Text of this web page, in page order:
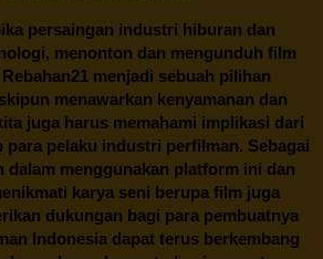
persaingan industri hiburan dan
menonton dan mengunduh film
Rebahan21 menjadi sebuah pilihan
menawarkan kenyamanan dan
juga harus memahami implikasi dari
para pelaku industri perfilman. Sebagai
dalam menggunakan platform ini dan
karya seni berupa film juga
dukungan bagi para pembuatnya
Indonesia dapat terus berkembang